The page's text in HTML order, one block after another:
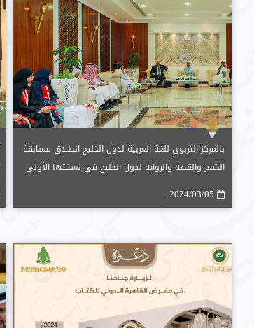
بالمركز التربوي للغة العربية لدول الخليج انطلاق مسابقة
الشعر والقصة والرواية لدول الخليج في نسختها الأولى
2024/03/05